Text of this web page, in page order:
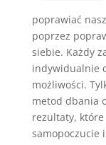
poprawiać
poprzez
siebie. Każdy
indywidualnie
możliwości.
metod dbania
rezultaty,
samopoczucie